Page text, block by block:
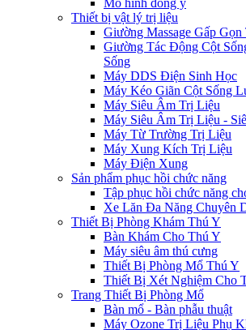
Mô hình đông y
Thiết bị vật lý trị liệu
Giường Massage Gấp
Giường Tác Động Cột
Sống
Máy DDS Điện Sinh Học
Máy Kéo Giãn Cột Sống
Máy Siêu Âm Trị Liệu
Máy Siêu Âm Trị Liệu -
Máy Từ Trường Trị Liệu
Máy Xung Kích Trị Liệu
Máy Điện Xung
Sản phẩm phục hồi chức năng
Tập phục hồi chức năng
Xe Lăn Đa Năng Chuyên
Thiết Bị Phòng Khám Thú Y
Bàn Khám Cho Thú Y
Máy siêu âm thú cưng
Thiết Bị Phòng Mổ Thú Y
Thiết Bị Xét Nghiệm Cho
Trang Thiết Bị Phòng Mổ
Bàn mổ - Bàn phẫu thuật
Máy Ozone Trị Liệu Phụ